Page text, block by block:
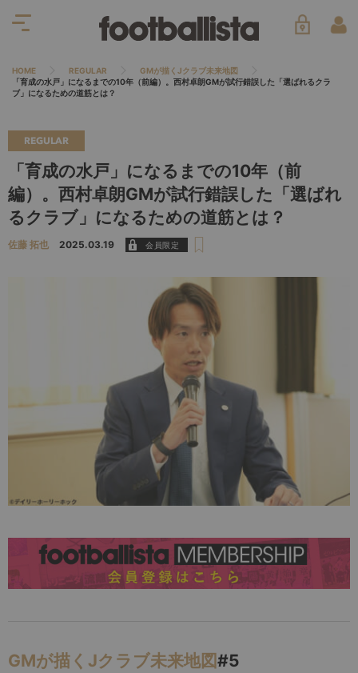
HOME REGULAR
GMが描くJクラブ未来地図
「育成の水戸」になるまでの10年（前編）。西村卓朗GMが試行錯誤した「選ばれるクラ
ブ」になるための道筋とは？
REGULAR
「育成の水戸」になるまでの10年（前
編）。西村卓朗GMが試行錯誤した「選ばれ
るクラブ」になるための道筋とは？
佐藤 拓也 2025.03.19
GMが描くJクラブ未来地図#5